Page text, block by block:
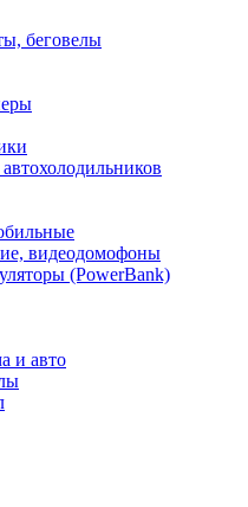
беговелы
видеодомофоны
(PowerBank)
и авто